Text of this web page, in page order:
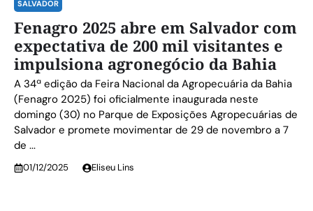
SALVADOR
Fenagro 2025 abre em Salvador com
expectativa de 200 mil visitantes e
impulsiona agronegócio da Bahia
A 34ª edição da Feira Nacional da Agropecuária da Bahia
(Fenagro 2025) foi oficialmente inaugurada neste
domingo (30) no Parque de Exposições Agropecuárias de
Salvador e promete movimentar de 29 de novembro a 7
de ...
01/12/2025 Eliseu Lins